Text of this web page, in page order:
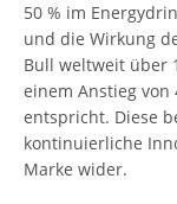
50 % im
und die Wirkung
Bull weltweit über
einem Anstieg von
entspricht. Diese
kontinuierliche
Marke wider.